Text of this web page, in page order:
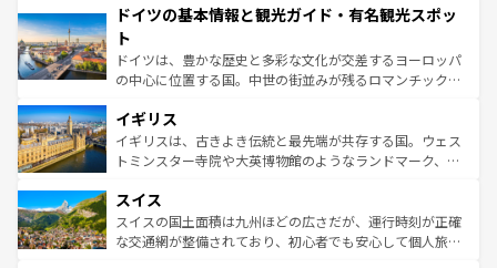
せる。地方によって風土や気候が異なるスペインはその個
ンテンツ一覧 を参照してほしい。
で、幅広い魅力が詰まっている。華麗な宮殿、歴史的な大
聖堂、美しいビーチ、そして豊かな自然が、訪れる者を心
から魅了する。また、フランスは美食の国としても知ら
れ、フランス料理はユネスコ無形文化遺産にも登録されて
香り高いラベンダー畑など、多彩な楽しみ方が可能だ。さ
らに、パリ以外の地域にも魅力が溢れており、どの街角に
も豊かな歴史と文化が息づいている。パリ以外の個性あふ
を参照してほしい。
ドイツの基本情報と観光ガイド・有名観光スポッ
ト
ドイツは、豊かな歴史と多彩な文化が交差するヨーロッパ
の中心に位置する国。中世の街並みが残るロマンチック街
顔を持つこの国は、どこを歩いても飽きることがない。ベ
ルリンの文化的活気、バイエルン州のアルプスの絶景、そ
してライン川沿いのワイン畑といった風景は必見。ビール
は、お酒好きな人にはぜひ体験してほしい。 なお、新着の
ドイツ情報はコンテンツ一覧を参照してほしい。
イギリス
イギリスは、古きよき伝統と最先端が共存する国。ウェス
トミンスター寺院や大英博物館のようなランドマーク、歴
リアごとに異なる魅力がある。また、優雅なアフタヌーン
ティー、ビール好きにはたまらない英国パブ、サッカー観
戦など、本場だからこそできる体験も豊富。イギリスを旅
スイス
スイスの国土面積は九州ほどの広さだが、運行時刻が正確
な交通網が整備されており、初心者でも安心して個人旅行